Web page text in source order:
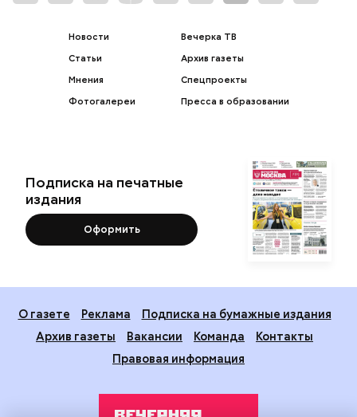
Новости
Статьи
Мнения
Фотогалереи
Вечерка ТВ
Архив газеты
Спецпроекты
Пресса в образовании
Подписка на печатные
издания
Оформить
О газете Реклама
Подписка на бумажные издания
Архив газеты
Вакансии Команда
Контакты
Правовая информация